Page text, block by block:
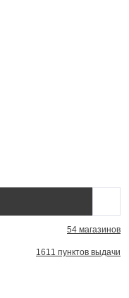
54 магазинов
1611 пунктов выдачи